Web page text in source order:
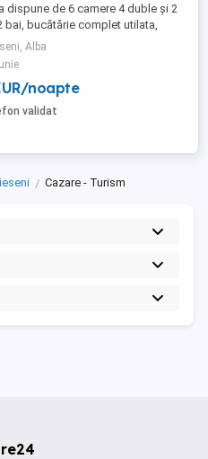
dispune de 6 camere 4 duble și 2
bai, bucătărie complet utilata,
ceaun. Se află situata la 2km
de ski vartop
Alba
noapte
validat
Cazare - Turism